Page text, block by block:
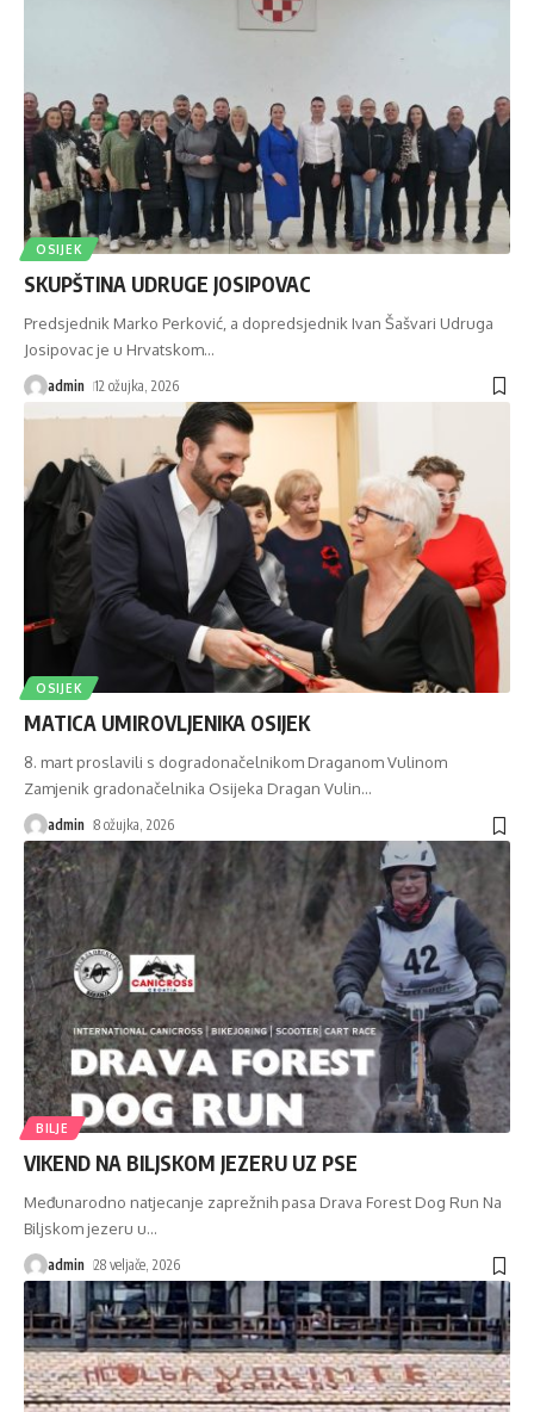
OSIJEK
SKUPŠTINA UDRUGE JOSIPOVAC
Predsjednik Marko Perković, a dopredsjednik Ivan Šašvari Udruga
Josipovac je u Hrvatskom…
admin 12 ožujka, 2026
OSIJEK
MATICA UMIROVLJENIKA OSIJEK
8. mart proslavili s dogradonačelnikom Draganom Vulinom
Zamjenik gradonačelnika Osijeka Dragan Vulin…
admin 8 ožujka, 2026
BILJE
VIKEND NA BILJSKOM JEZERU UZ PSE
Međunarodno natjecanje zaprežnih pasa Drava Forest Dog Run Na
Biljskom jezeru u…
admin 28 veljače, 2026